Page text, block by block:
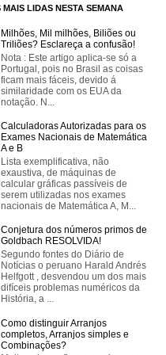
MAIS LIDAS NESTA SEMANA
Milhões, Mil milhões, Biliões ou
Triliões? Esclareça a confusão!
Nota : Este artigo aplica-se só a
Portugal, pois no Brasil as coisas
ficam mais fáceis, devido á
similaridade com os EUA da
notação. N...
Calculadoras Autorizadas para os
Exames Nacionais de Matemática
A e B
Lista exemplificativa, não
exaustiva, de máquinas de
calcular gráficas passíveis de
serem utilizadas nos exames
nacionais de Matemática A, M...
Conjetura dos números primos de
Goldbach RESOLVIDA!
Segundo fontes do Diário de
Notícias o peruano Harald Andrés
Helfgott , desvendou um dos mais
difíceis problemas numéricos da
História, a ...
Como distinguir Arranjos
completos, Arranjos simples e
Combinações?